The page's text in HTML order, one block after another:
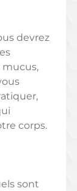
devrez
mucus,
corps.
sont